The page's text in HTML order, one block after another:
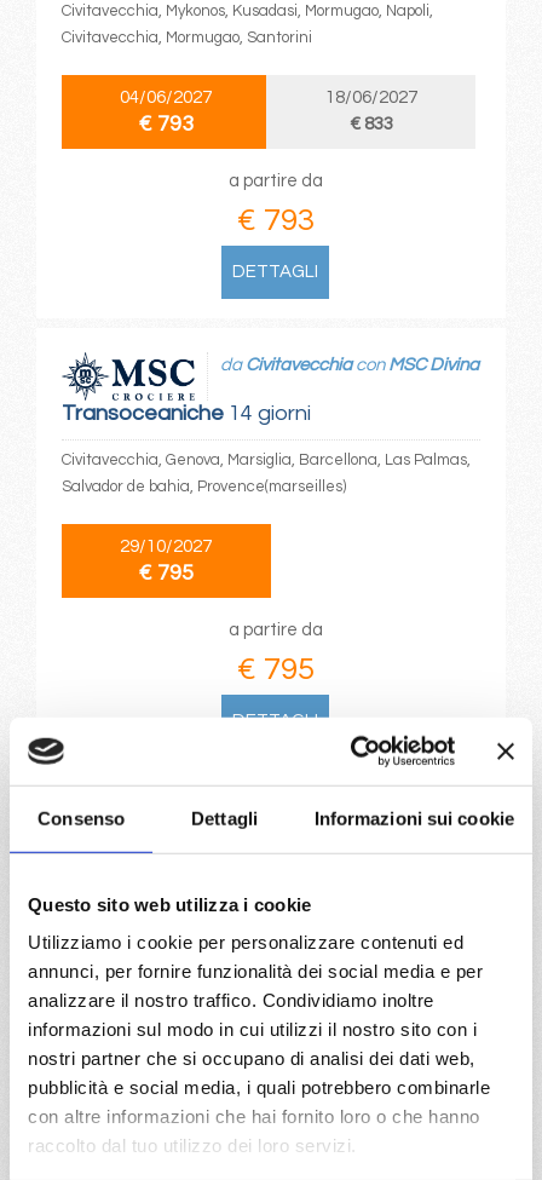
Consenso Dettagli Informazioni sui cookie
Questo sito web utilizza i cookie
Utilizziamo i cookie per personalizzare contenuti ed
annunci, per fornire funzionalità dei social media e per
analizzare il nostro traffico. Condividiamo inoltre
informazioni sul modo in cui utilizzi il nostro sito con i
nostri partner che si occupano di analisi dei dati web,
pubblicità e social media, i quali potrebbero combinarle
con altre informazioni che hai fornito loro o che hanno
raccolto dal tuo utilizzo dei loro servizi.
Civitavecchia, Mykonos, Kusadasi, Mormugao, Napoli,
Civitavecchia, Mormugao, Santorini
04/06/2027
€ 793
18/06/2027
€ 833
a partire da
€ 793
DETTAGLI
Transoceaniche14 giorni
da Civitavecchiacon MSC Divina
Civitavecchia, Genova, Marsiglia, Barcellona, Las Palmas,
Salvador de bahia, Provence(marseilles)
29/10/2027
€ 795
a partire da
€ 795
DETTAGLI
daCivitavecchiaconCosta
Civitavecchia, Genova, Marsiglia, Barcellona, Cagliari,
Napoli, Civitavecchia
05/11/2026
€ 799
12/11/2026
€ 799
a partire da
€ 799